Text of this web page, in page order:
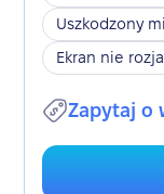
Uszkodzony
Ekran nie
Zapytaj o